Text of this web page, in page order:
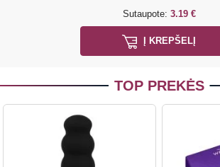
Sutaupote: 3.19 €
Į KREPŠELĮ
TOP PREKĖS